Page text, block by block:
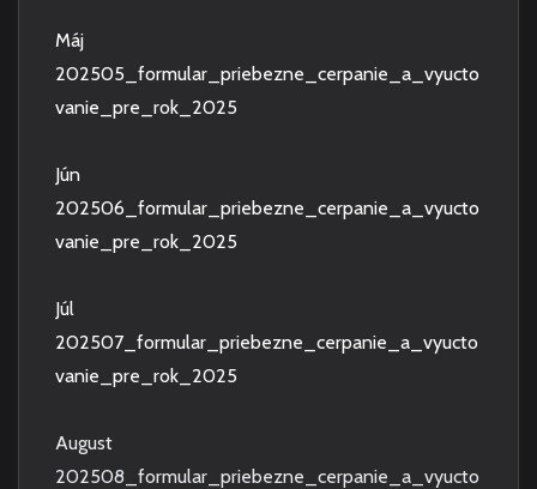
Máj
202505_formular_priebezne_cerpanie_a_vyucto
vanie_pre_rok_2025
Jún
202506_formular_priebezne_cerpanie_a_vyucto
vanie_pre_rok_2025
Júl
202507_formular_priebezne_cerpanie_a_vyucto
vanie_pre_rok_2025
August
202508_formular_priebezne_cerpanie_a_vyucto